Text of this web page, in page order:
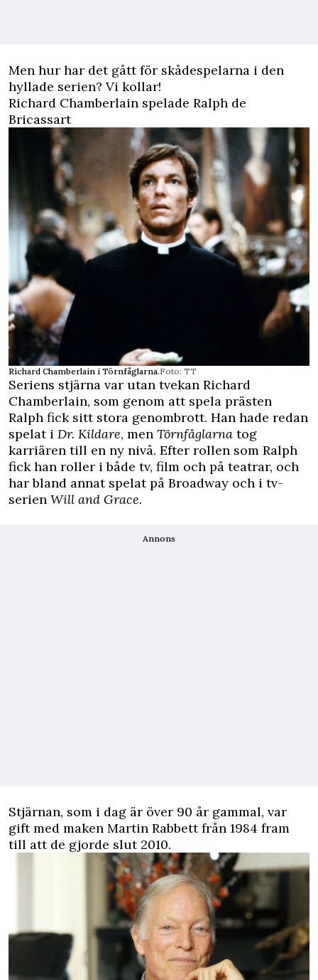
Men hur har det gått för skådespelarna i den
hyllade serien? Vi kollar!
Richard Chamberlain spelade Ralph de
Bricassart
Richard Chamberlain i Törnfåglarna.Foto: TT
Seriens stjärna var utan tvekan Richard
Chamberlain, som genom att spela prästen
Ralph fick sitt stora genombrott. Han hade redan
spelat i Dr. Kildare, men Törnfåglarna tog
karriären till en ny nivå. Efter rollen som Ralph
fick han roller i både tv, film och på teatrar, och
har bland annat spelat på Broadway och i tv-
serien Will and Grace.
Annons
Stjärnan, som i dag är över 90 år gammal, var
gift med maken Martin Rabbett från 1984 fram
till att de gjorde slut 2010.